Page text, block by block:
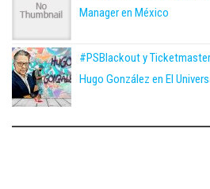
Manager en México
#PSBlackout y
Hugo González en El